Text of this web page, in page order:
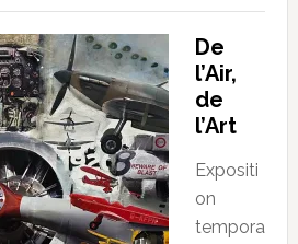
De
l’Air,
de
l’Art
Expositi
on
tempora